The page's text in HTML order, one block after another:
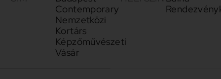
Contemporary
Nemzetközi
Kortárs
Képzőművészeti
Vásár